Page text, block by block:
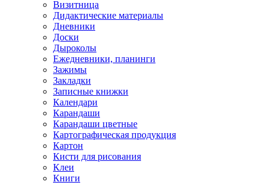
Визитница
Дидактические материалы
Дневники
Доски
Дыроколы
Ежедневники, планинги
Зажимы
Закладки
Записные книжки
Календари
Карандаши
Карандаши цветные
Картографическая продукция
Картон
Кисти для рисования
Клеи
Книги